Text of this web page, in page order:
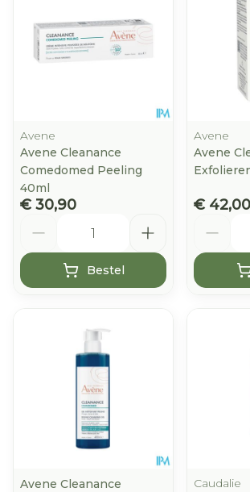
Avene
Avene Cleanance
Comedomed Peeling
40ml
€ 30,90
Bestel
Avene
Avene
€ 42,00
Avene Cleanance
Caudalie